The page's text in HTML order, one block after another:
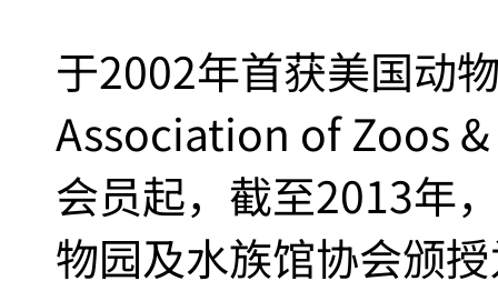
于2002年首获美国动
Association of Zoos
会员起，截至2013年
物园及水族馆协会颁